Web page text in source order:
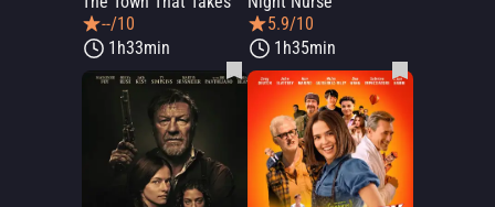
--/10
1h33min
5.9/10
1h35min